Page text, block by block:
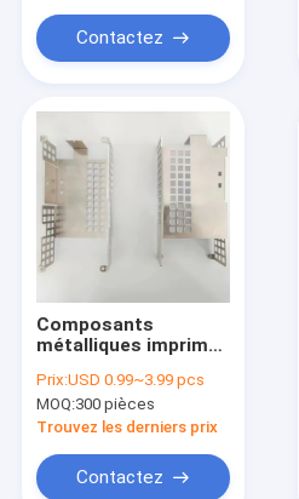
Contactez
Composants
métalliques imprimés
corrosion industrielle
Prix:USD 0.99~3.99 pcs
MOQ:300 pièces
Trouvez les derniers prix
Contactez